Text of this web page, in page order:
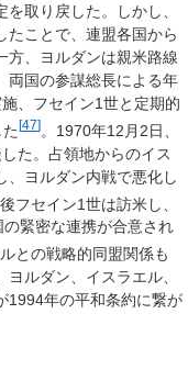
取り戻した。しかし、
たことで、連盟各国から
方、ヨルダンは親米路線
両国の参謀総長による年
、フセイン1世と定期的
[47]。1970年12月2日、
た。占領地からのイス
、ヨルダン内戦で悪化し
フセイン1世は訪米し、
緊密な連携が合意され
との戦略的同盟関係も
ルダン、イスラエル、
1994年の平和条約に繋が